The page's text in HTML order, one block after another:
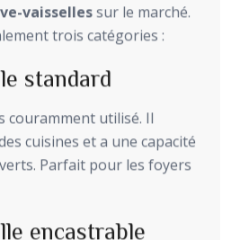
vaissellessur le marché.
trois catégories :
standard
couramment utilisé. Il
cuisines et a une capacité
Parfait pour les foyers
encastrable